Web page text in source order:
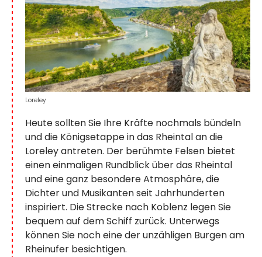
Heute sollten Sie Ihre Kräfte nochmals bündeln
und die Königsetappe in das Rheintal an die
Loreley antreten. Der berühmte Felsen bietet
einen einmaligen Rundblick über das Rheintal
und eine ganz besondere Atmosphäre, die
Dichter und Musikanten seit Jahrhunderten
inspiriert. Die Strecke nach Koblenz legen Sie
bequem auf dem Schiff zurück. Unterwegs
können Sie noch eine der unzähligen Burgen am
Rheinufer besichtigen.
Loreley